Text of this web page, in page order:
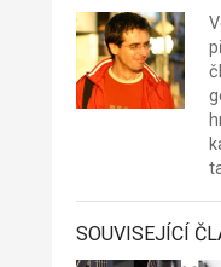
SOUVISEJÍCÍ